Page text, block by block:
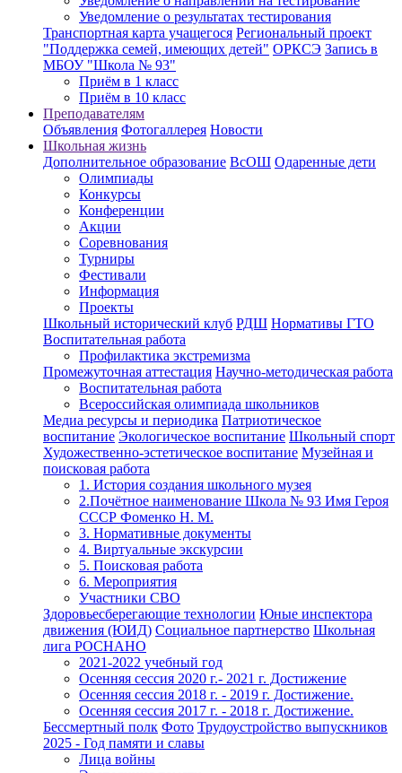
Уведомление о результатах тестирования
Транспортная карта учащегося Региональный проект
"Поддержка семей, имеющих детей" ОРКСЭ Запись в
МБОУ "Школа № 93"
Приём в 1 класс
Приём в 10 класс
Преподавателям
Объявления Фотогаллерея Новости
Школьная жизнь
Дополнительное образование ВсОШ Одаренные дети
Олимпиады
Конкурсы
Конференции
Акции
Соревнования
Турниры
Фестивали
Информация
Проекты
Школьный исторический клуб РДШ Нормативы ГТО
Воспитательная работа
Профилактика экстремизма
Промежуточная аттестация Научно-методическая работа
Воспитательная работа
Всероссийская олимпиада школьников
Медиа ресурсы и периодика Патриотическое
воспитание Экологическое воспитание Школьный спорт
Художественно-эстетическое воспитание Музейная и
поисковая работа
1. История создания школьного музея
2.Почётное наименование Школа № 93 Имя Героя
СССР Фоменко Н. М.
3. Нормативные документы
4. Виртуальные экскурсии
5. Поисковая работа
6. Мероприятия
Участники СВО
Здоровьесберегающие технологии Юные инспектора
движения (ЮИД) Социальное партнерство Школьная
лига РОСНАНО
2021-2022 учебный год
Осенняя сессия 2020 г.- 2021 г. Достижение
Осенняя сессия 2018 г. - 2019 г. Достижение.
Осенняя сессия 2017 г. - 2018 г. Достижение.
Бессмертный полк Фото Трудоустройство выпускников
2025 - Год памяти и славы
Лица войны